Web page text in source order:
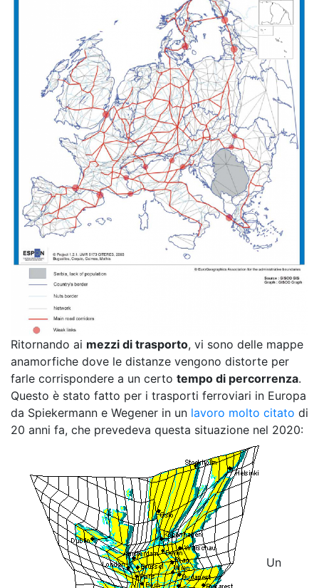
Ritornando ai mezzi di trasporto, vi sono delle mappe
anamorfiche dove le distanze vengono distorte per
farle corrispondere a un certo tempo di percorrenza.
Questo è stato fatto per i trasporti ferroviari in Europa
da Spiekermann e Wegener in un lavoro molto citato di
20 anni fa, che prevedeva questa situazione nel 2020:
Un